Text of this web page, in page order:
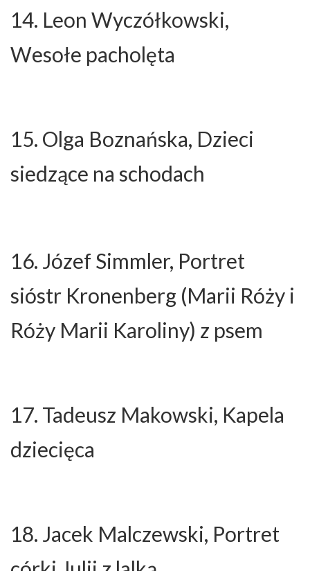
14. Leon Wyczółkowski,
Wesołe pacholęta
15. Olga Boznańska, Dzieci
siedzące na schodach
16. Józef Simmler, Portret
sióstr Kronenberg (Marii Róży i
Róży Marii Karoliny) z psem
17. Tadeusz Makowski, Kapela
dziecięca
18. Jacek Malczewski, Portret